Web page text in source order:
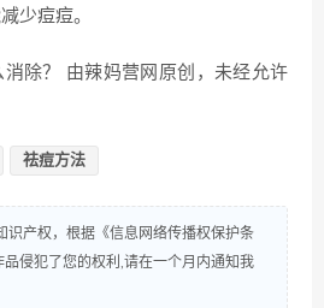
少痘痘。
除？ 由辣妈营网原创，未经允许
祛痘方法
识产权，根据《信息网络传播权保护条
侵犯了您的权利,请在一个月内通知我